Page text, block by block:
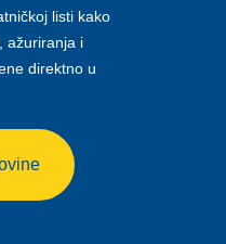
listi kako
ažuriranja i
direktno u